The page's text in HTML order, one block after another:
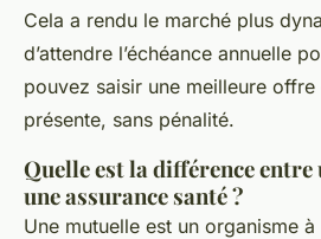
Cela a rendu le marché plus
d’attendre l’échéance annuelle
pouvez saisir une meilleure offre
présente, sans pénalité.
Quelle est la différence entre
une assurance santé ?
Une mutuelle est un organisme